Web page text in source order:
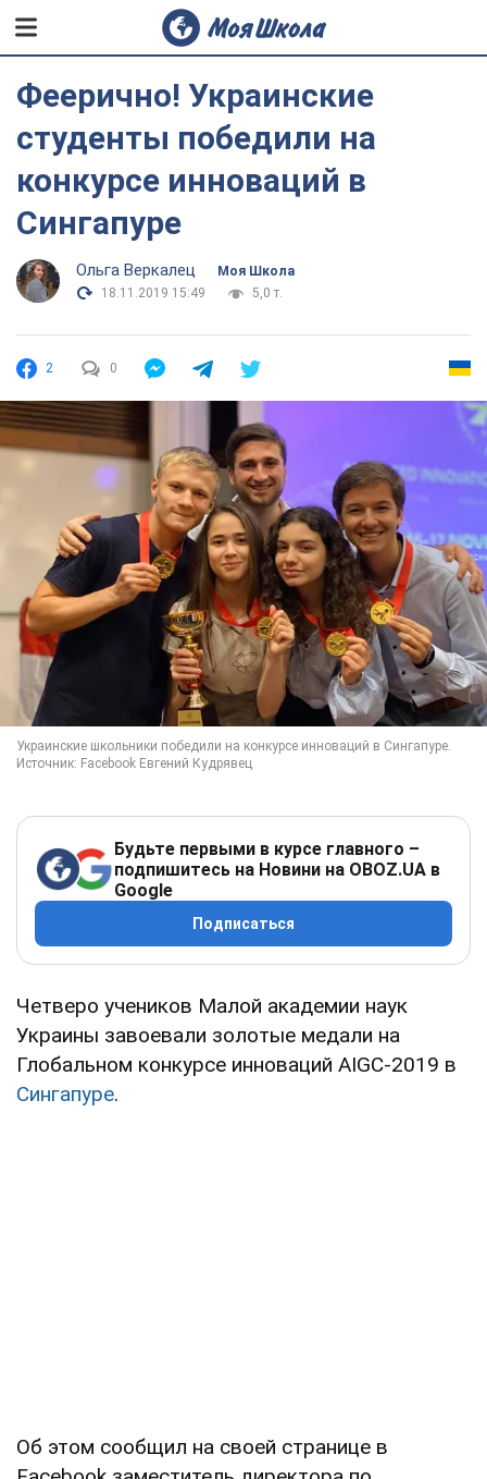
Феерично! Украинские
студенты победили на
конкурсе инноваций в
Сингапуре
Ольга Веркалец
Моя Школа
18.11.2019 15:49
5,0 т.
2 0
Будьте первыми в курсе главного –
подпишитесь на Новини на OBOZ.UA в
Google
Подписаться
Четверо учеников Малой академии наук
Украины завоевали золотые медали на
Глобальном конкурсе инноваций AIGC-2019 в
Сингапуре.
Об этом сообщил на своей странице в